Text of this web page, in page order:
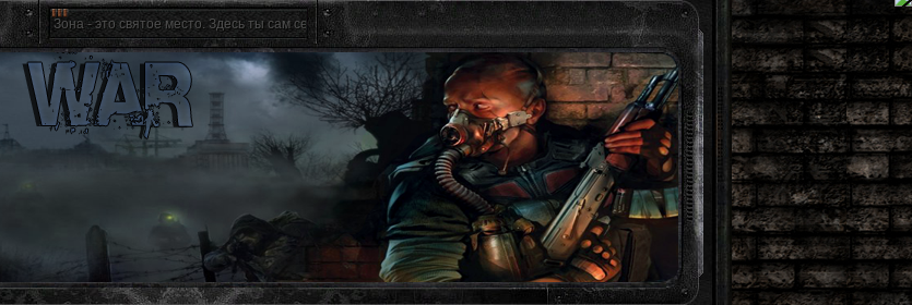
Зона - это святое место. Здесь ты сам себе хозяин, ты свободен как птица. Можно не воспринимать Зону всерьез, многие так и поступают: